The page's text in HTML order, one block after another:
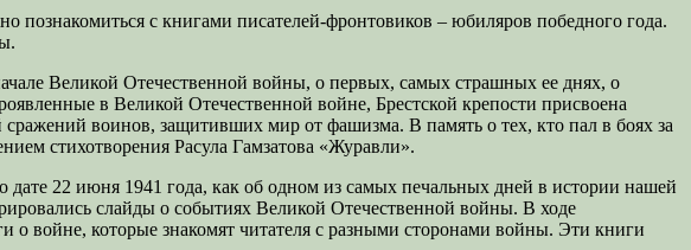
с книгами писателей-фронтовиков – юбиляров победного года.
Великой Отечественной войны, о первых, самых страшных ее днях, о
в Великой Отечественной войне, Брестской крепости присвоена
воинов, защитивших мир от фашизма. В память о тех, кто пал в боях за
стихотворения Расула Гамзатова «Журавли».
дате 22 июня 1941 года, как об одном из самых печальных дней в истории нашей
слайды о событиях Великой Отечественной войны. В ходе
о войне, которые знакомят читателя с разными сторонами войны. Эти книги